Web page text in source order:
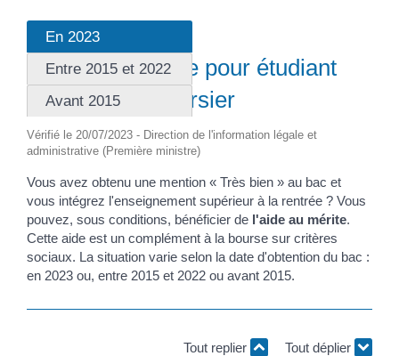
Fiche pratique
Aide au mérite pour étudiant
boursier
Vérifié le 20/07/2023 - Direction de l'information légale et
administrative (Première ministre)
Vous avez obtenu une mention « Très bien » au bac et
vous intégrez l'enseignement supérieur à la rentrée ? Vous
pouvez, sous conditions, bénéficier de l'aide au mérite.
Cette aide est un complément à la bourse sur critères
sociaux. La situation varie selon la date d'obtention du bac :
en 2023 ou, entre 2015 et 2022 ou avant 2015.
En 2023
Entre 2015 et 2022
Avant 2015
Tout replier Tout déplier